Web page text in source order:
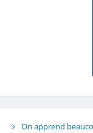
On apprend